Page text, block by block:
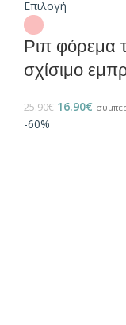
Επιλογή
Ριπ φόρεμα
σχίσιμο
25.90€ 16.90€
-60%